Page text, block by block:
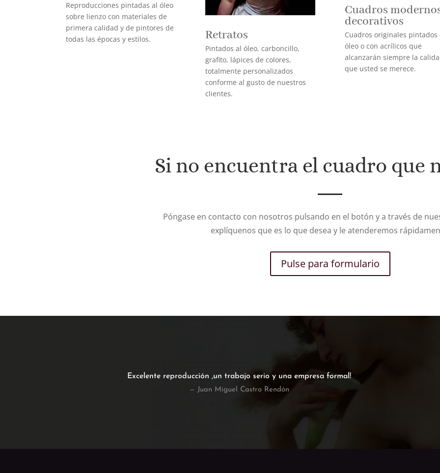
Reproducciones pintadas al óleo
sobre lienzo con materiales de
primera calidad y de pintores de
todas las épocas y estilos.
Retratos
Pintados al óleo, carboncillo,
grafito, lápices de colores,
totalmente personalizados
conforme al gusto de nuestros
clientes.
Cuadros
decorativos
Cuadros originales pintados
óleo o con acrílicos que
alcanzarán siempre la
que usted se merece.
Si no encuentra el cuadro que
Póngase en contacto con nosotros pulsando en el botón y a través de
explíquenos que es lo que desea y le atenderemos
Pulse para formulario
Excelente reproducción ,un trabajo serio y una empresa formal!
— Juan Miguel Castro Rendón